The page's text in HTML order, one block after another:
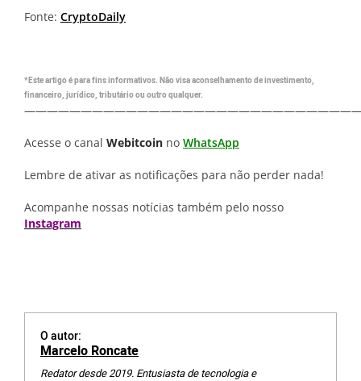
Fonte: CryptoDaily
*Este artigo é para fins informativos. Não visa aconselhamento de investimento,
financeiro, jurídico, tributário ou outro qualquer.
Acesse o canal Webitcoin no WhatsApp
Lembre de ativar as notificações para não perder nada!
Acompanhe nossas notícias também pelo nosso
Instagram
O autor:
Marcelo Roncate
Redator desde 2019. Entusiasta de tecnologia e